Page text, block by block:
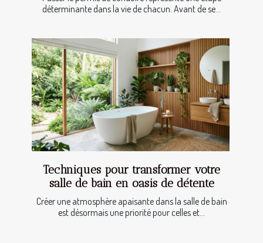
déterminante dans la vie de chacun. Avant de se...
Techniques pour transformer votre
salle de bain en oasis de détente
Créer une atmosphère apaisante dans la salle de bain
est désormais une priorité pour celles et...